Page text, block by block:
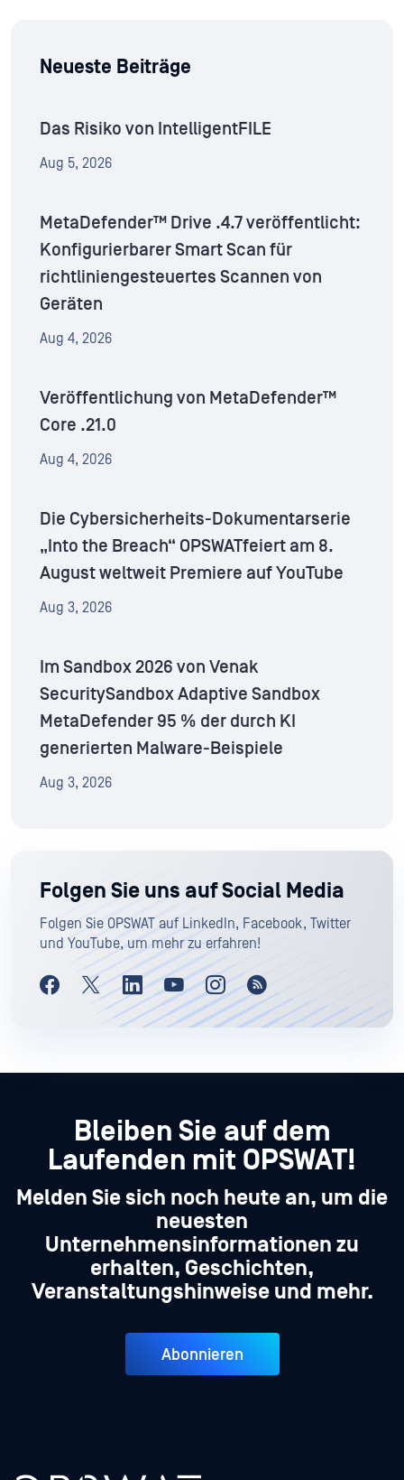
Neueste Beiträge
Das Risiko von IntelligentFILE
Aug 5, 2026
MetaDefender™ Drive .4.7 veröffentlicht:
Konfigurierbarer Smart Scan für
richtliniengesteuertes Scannen von
Geräten
Aug 4, 2026
Veröffentlichung von MetaDefender™
Core .21.0
Aug 4, 2026
Die Cybersicherheits-Dokumentarserie
„Into the Breach“ OPSWATfeiert am 8.
August weltweit Premiere auf YouTube
Aug 3, 2026
Im Sandbox 2026 von Venak
SecuritySandbox Adaptive Sandbox
MetaDefender 95 % der durch KI
generierten Malware-Beispiele
Aug 3, 2026
Folgen Sie uns auf Social Media
Folgen Sie OPSWAT auf LinkedIn, Facebook, Twitter
und YouTube, um mehr zu erfahren!
Bleiben Sie auf dem
Laufenden mit OPSWAT!
Melden Sie sich noch heute an, um die
neuesten
Unternehmensinformationen zu
erhalten, Geschichten,
Veranstaltungshinweise und mehr.
Abonnieren